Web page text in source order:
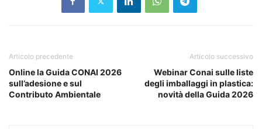
Articolo precedente
Online la Guida CONAI 2026
sull’adesione e sul
Contributo Ambientale
Articolo successivo
Webinar Conai sulle liste
degli imballaggi in plastica:
novità della Guida 2026